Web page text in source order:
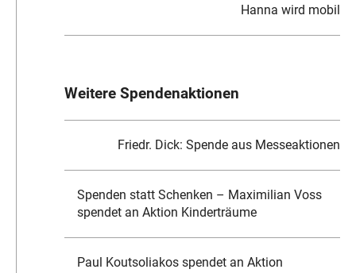
Hanna wird mobil
Weitere Spendenaktionen
Friedr. Dick: Spende aus Messeaktionen
Spenden statt Schenken – Maximilian Voss
spendet an Aktion Kinderträume
Paul Koutsoliakos spendet an Aktion